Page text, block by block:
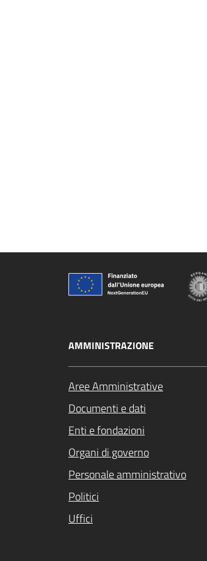
AMMINISTRAZIONE
Aree Amministrative
Documenti e dati
Enti e fondazioni
Organi di governo
Personale amministrativo
Politici
Uffici